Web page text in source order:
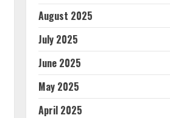
August 2025
July 2025
June 2025
May 2025
April 2025